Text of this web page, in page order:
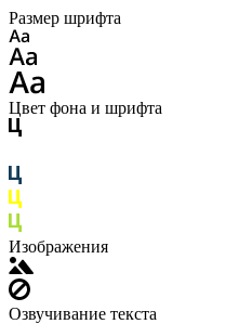
Размер шрифта
Цвет фона и шрифта
Изображения
Озвучивание текста